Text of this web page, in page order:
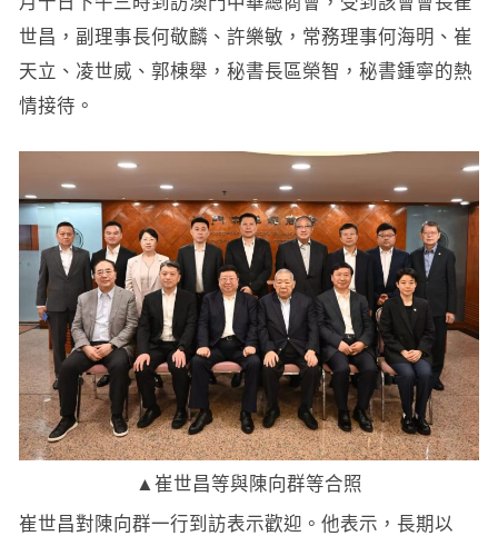
世昌，副理事長何敬麟、許樂敏，常務理事何海明、崔
天立、凌世威、郭棟舉，秘書長區榮智，秘書鍾寧的熱
情接待。
▲崔世昌等與陳向群等合照
崔世昌對陳向群一行到訪表示歡迎。他表示，長期以